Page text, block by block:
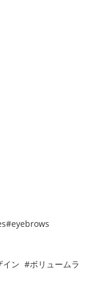
イン #ボリュームラ